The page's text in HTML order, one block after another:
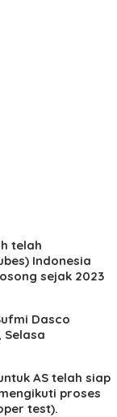
telah
Indonesia
sejak 2023
Dasco
AS telah siap
proses
test).